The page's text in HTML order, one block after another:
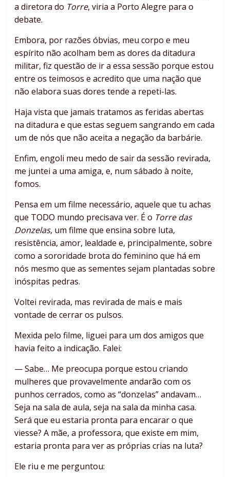
a diretora do Torre, viria a Porto Alegre para o
debate.
Embora, por razões óbvias, meu corpo e meu
espírito não acolham bem as dores da ditadura
militar, fiz questão de ir a essa sessão porque estou
entre os teimosos e acredito que uma nação que
não elabora suas dores tende a repeti-las.
Haja vista que jamais tratamos as feridas abertas
na ditadura e que estas seguem sangrando em cada
um de nós que não aceita a negação da barbárie.
Enfim, engoli meu medo de sair da sessão revirada,
me juntei a uma amiga, e, num sábado à noite,
fomos.
Pensa em um filme necessário, aquele que tu achas
que TODO mundo precisava ver. É o Torre das
Donzelas, um filme que ensina sobre luta,
resistência, amor, lealdade e, principalmente, sobre
como a sororidade brota do feminino que há em
nós mesmo que as sementes sejam plantadas sobre
inóspitas pedras.
Voltei revirada, mas revirada de mais e mais
vontade de cerrar os pulsos.
Mexida pelo filme, liguei para um dos amigos que
havia feito a indicação. Falei:
— Sabe… Me preocupa porque estou criando
mulheres que provavelmente andarão com os
punhos cerrados, como as “donzelas” andavam…
Seja na sala de aula, seja na sala da minha casa.
Será que eu estaria pronta para encarar o que
viesse? A mãe, a professora, que existe em mim,
estaria pronta para ver as próprias crias na luta?
Ele riu e me perguntou: